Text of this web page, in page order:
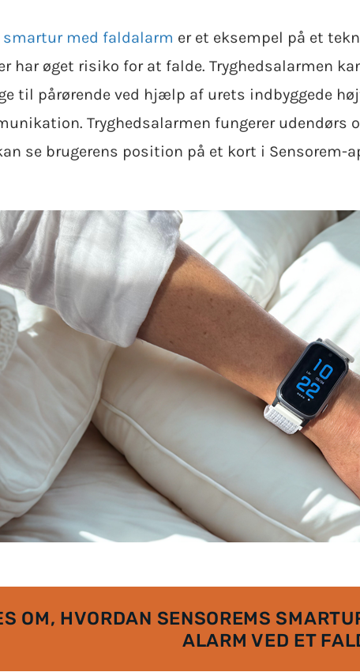
smartur med faldalarm er et eksempel på et
har øget risiko for at falde. Tryghedsalarmen
til pårørende ved hjælp af urets indbyggede
Tryghedsalarmen fungerer udendørs
se brugerens position på et kort i Sensorem-
OM, HVORDAN SENSOREMS
ALARM VED ET